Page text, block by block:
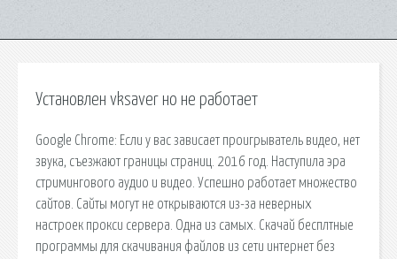
Установлен vksaver но не работает
Googlе Chromе: Если у вас зависает проигрыватель видео, нет
звука, съезжают границы страниц. 2016 год. Наступила эра
стримингового аудио и видео. Успешно работает множество
сайтов. Сайты могут не открываются из-за неверных
настроек прокси сервера. Одна из самых. Скачай бесплтные
программы для скачивания файлов из сети интернет без